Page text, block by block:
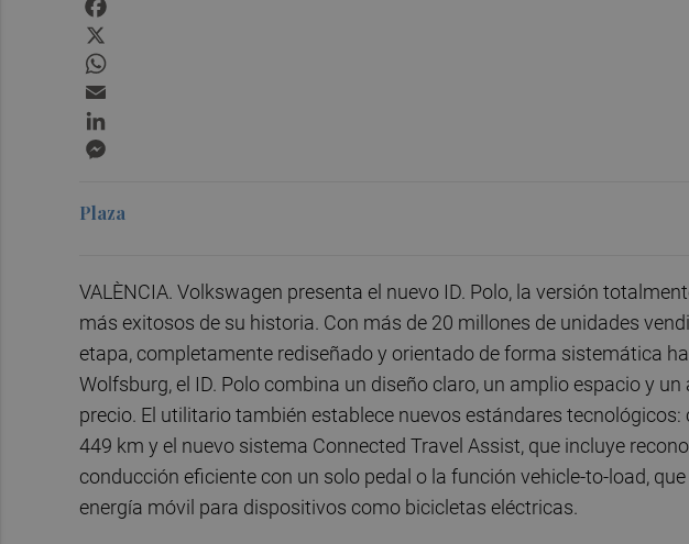
Plaza
VALÈNCIA. Volkswagen presenta el nuevo ID. Polo, la versión
más exitosos de su historia. Con más de 20 millones de unidades
etapa, completamente rediseñado y orientado de forma sistemática
Wolfsburg, el ID. Polo combina un diseño claro, un amplio espacio y
precio. El utilitario también establece nuevos estándares
449 km y el nuevo sistema Connected Travel Assist, que incluye
conducción eficiente con un solo pedal o la función vehicle-to-load,
energía móvil para dispositivos como bicicletas eléctricas.